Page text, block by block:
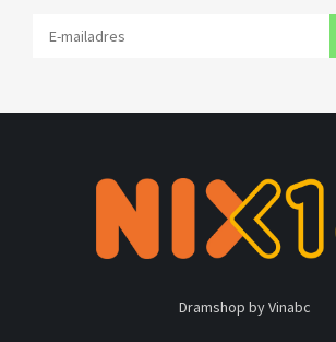
Dramshop by Vinabc